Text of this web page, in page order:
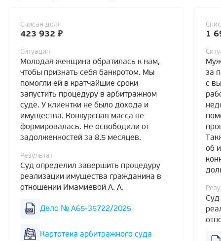
Списан долг
423 932 ₽
Ситуация
Молодая женщина обратилась к нам,
чтобы признать себя банкротом. Мы
помогли ей в кратчайшие сроки
запустить процедуру в арбитражном
суде. У клиентки не было дохода и
имущества. Конкурсная масса не
формировалась. Не освободили от
задолженностей за 8.5 месяцев.
Результат
Суд определил завершить процедуру
реализации имущества гражданина в
отношении Имамиевой А. А.
Дело № А65-35722/2025
Картотека арбитражного суда
1
за
с
об